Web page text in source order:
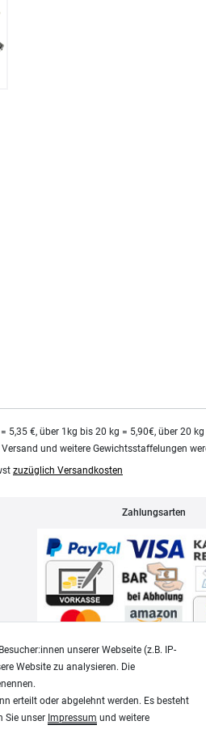
€, über 1kg bis 20 kg = 5,90€, über 20
und weitere Gewichtsstaffelungen
zuzüglich Versandkosten
Zahlungsarten
unserer Webseite (z.B. IP-
Website zu analysieren. Die
erteilt oder abgelehnt werden. Es besteht
Sie unser Impressum und weitere